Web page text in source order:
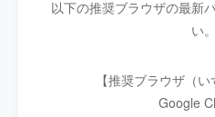
以下の推奨ブラウザの最新
い。
【推奨ブラウザ（
Google